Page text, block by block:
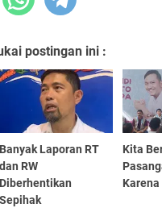
postingan ini :
Banyak Laporan RT
dan RW
Diberhentikan
Sepihak
Kita
Karena